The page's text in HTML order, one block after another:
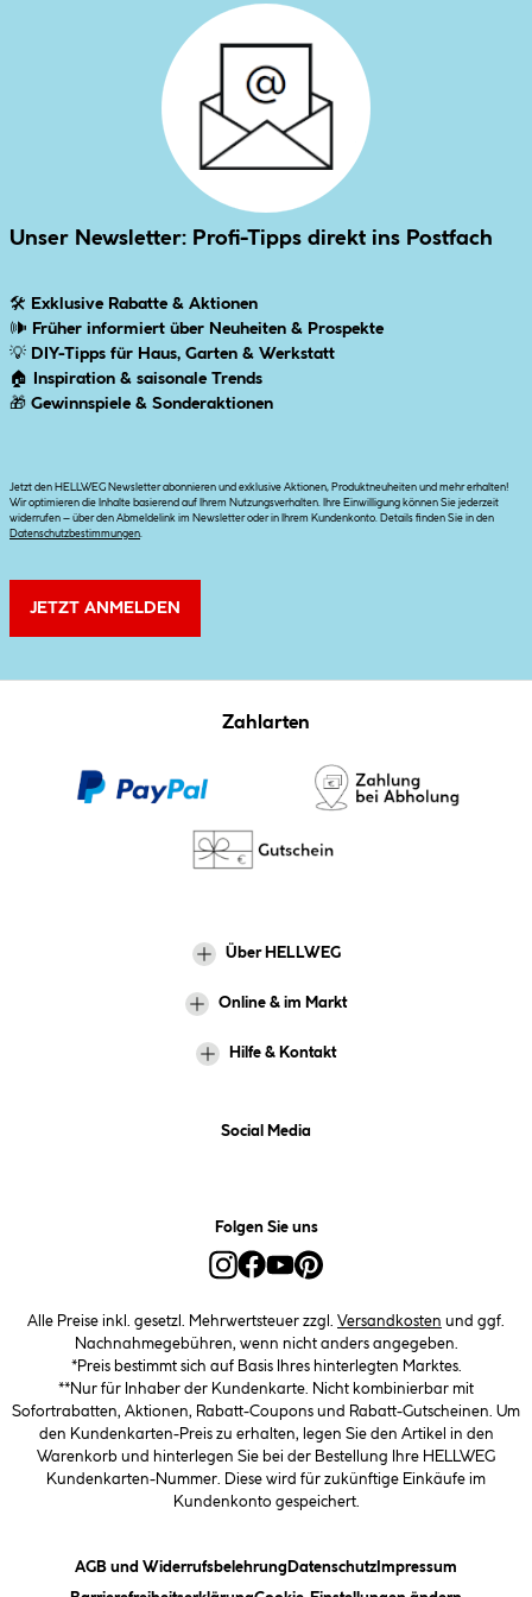
Unser Newsletter: Profi-Tipps direkt ins Postfach
🛠 Exklusive Rabatte & Aktionen
🕪 Früher informiert über Neuheiten & Prospekte
💡 DIY-Tipps für Haus, Garten & Werkstatt
🏠
Inspiration & saisonale Trends
🎁 Gewinnspiele & Sonderaktionen
Jetzt den HELLWEG Newsletter abonnieren und exklusive Aktionen, Produktneuheiten und mehr erhalten!
Wir optimieren die Inhalte basierend auf Ihrem Nutzungsverhalten. Ihre Einwilligung können Sie jederzeit
widerrufen – über den Abmeldelink im Newsletter oder in Ihrem Kundenkonto. Details finden Sie in den
Datenschutzbestimmungen.
JETZT ANMELDEN
Zahlarten
Über HELLWEG
Online & im Markt
Hilfe & Kontakt
Social Media
Folgen Sie uns
Alle Preise inkl. gesetzl. Mehrwertsteuer zzgl. Versandkosten und ggf.
Nachnahmegebühren, wenn nicht anders angegeben.
*Preis bestimmt sich auf Basis Ihres hinterlegten Marktes.
**Nur für Inhaber der Kundenkarte. Nicht kombinierbar mit
Sofortrabatten, Aktionen, Rabatt-Coupons und Rabatt-Gutscheinen. Um
den Kundenkarten-Preis zu erhalten, legen Sie den Artikel in den
Warenkorb und hinterlegen Sie bei der Bestellung Ihre HELLWEG
Kundenkarten-Nummer. Diese wird für zukünftige Einkäufe im
Kundenkonto gespeichert.
AGB und Widerrufsbelehrung (öffnet ein Dialogfeld)
Datenschutz(öffnet ein Dialogfeld)
Impressum